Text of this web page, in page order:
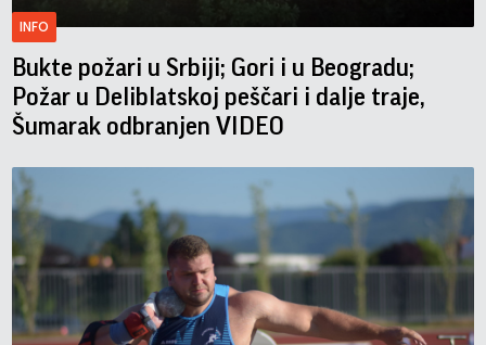
INFO
Bukte požari u Srbiji; Gori i u Beogradu;
Požar u Deliblatskoj peščari i dalje traje,
Šumarak odbranjen VIDEO